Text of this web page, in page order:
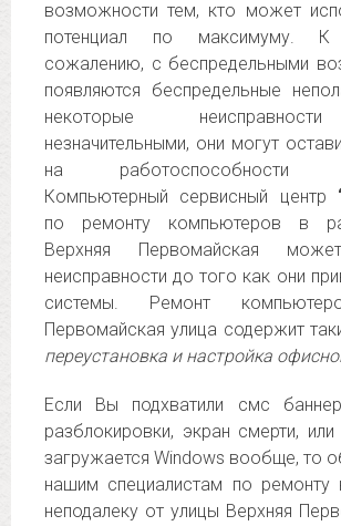
возможности тем, кто может
потенциал по максимуму. К
сожалению, с беспредельными
появляются беспредельные
некоторые
незначительными, они могут
на работоспособности
Компьютерный сервисный центр
по ремонту компьютеров в
Верхняя Первомайская
неисправности до того как они
системы. Ремонт
Первомайская улица содержит
переустановка и настройка
Если Вы подхватили смс
разблокировки, экран смерти,
загружается Windows вообще, то
нашим специалистам по ремонту
неподалеку от улицы Верхняя